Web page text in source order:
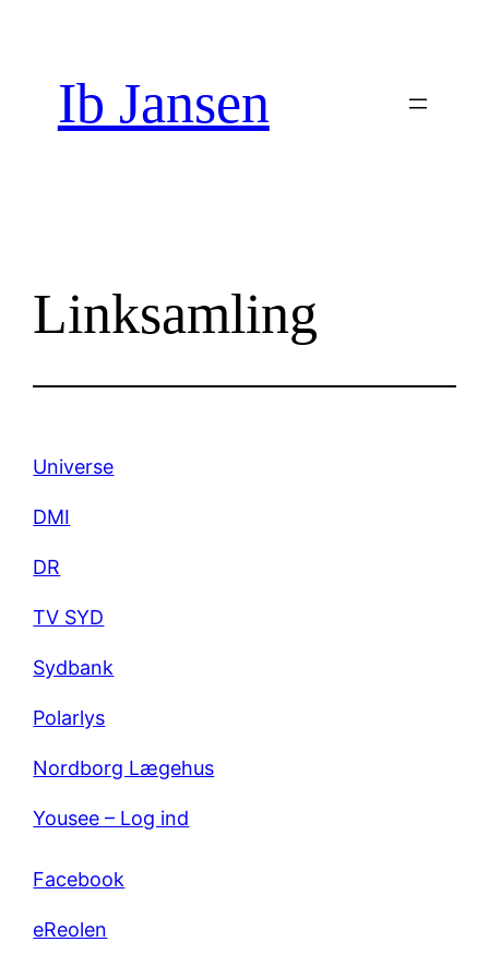
indholdIb Jansen
Linksamling
Universe
DMI
DR
TV SYD
Sydbank
Polarlys
Nordborg Lægehus
Yousee – Log ind
Facebook
eReolen